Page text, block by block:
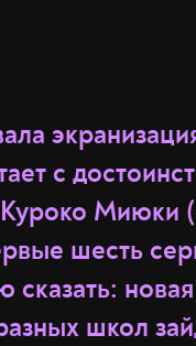
с
Миюки
шесть
сказать:
школ